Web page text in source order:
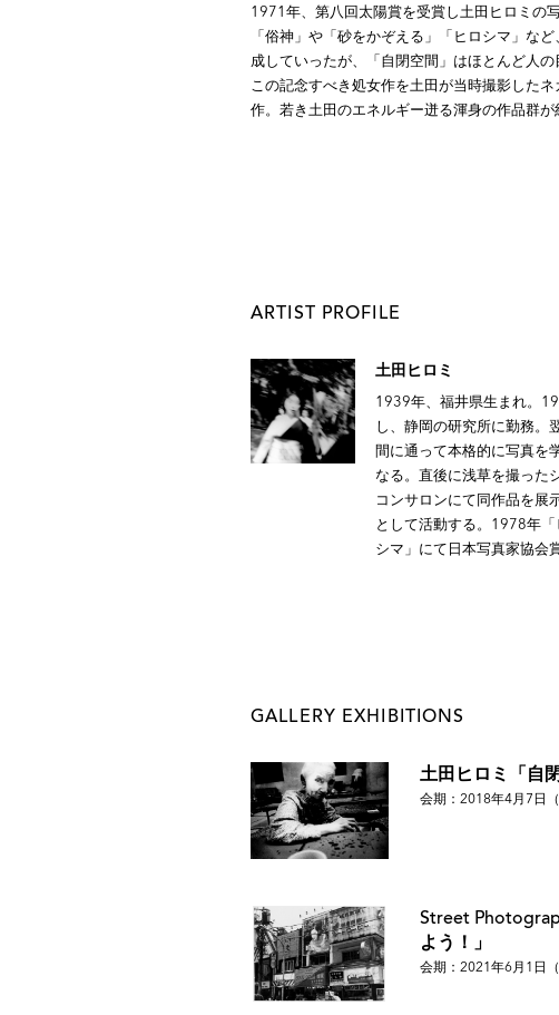
1971年、第八回太陽賞を受賞し土田ヒロミの
「俗神」や「砂をかぞえる」「ヒロシマ」な
成していったが、「自閉空間」はほとんど人
この記念すべき処女作を土田が当時撮影した
作。若き土田のエネルギー迸る渾身の作品群が
ARTIST PROFILE
土田ヒロミ
1939年、福井県生まれ。
し、静岡の研究所に勤務。
間に通って本格的に写真を
なる。直後に浅草を撮った
コンサロンにて同作品を展
として活動する。1978年
シマ」にて日本写真家協会
GALLERY EXHIBITIONS
土田ヒロミ「自
会期：2018年4月7日
Street
よう！」
会期：2021年6月1日